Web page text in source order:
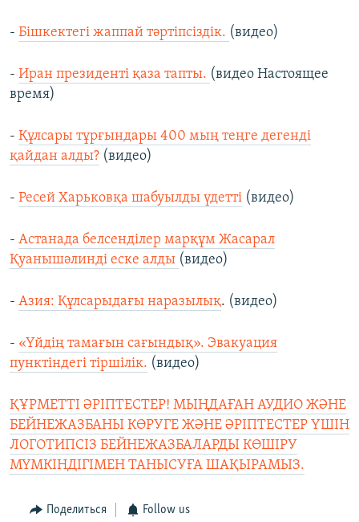
- Бішкектегі жаппай тәртіпсіздік. (видео)
- Иран президенті қаза тапты. (видео Настоящее
время)
- Құлсары тұрғындары 400 мың теңге дегенді
қайдан алды? (видео)
- Ресей Харьковқа шабуылды үдетті (видео)
- Астанада белсенділер марқұм Жасарал
Қуанышәлинді еске алды (видео)
- Азия: Құлсарыдағы наразылық. (видео)
- «Үйдің тамағын сағындық». Эвакуация
пунктіндегі тіршілік. (видео)
ҚҰРМЕТТІ ӘРІПТЕСТЕР! МЫҢДАҒАН АУДИО ЖӘНЕ
БЕЙНЕЖАЗБАНЫ КӨРУГЕ ЖӘНЕ ӘРІПТЕСТЕР ҮШІН
ЛОГОТИПСІЗ БЕЙНЕЖАЗБАЛАРДЫ КӨШІРУ
МҮМКІНДІГІМЕН ТАНЫСУҒА ШАҚЫРАМЫЗ.
Поделиться Follow us